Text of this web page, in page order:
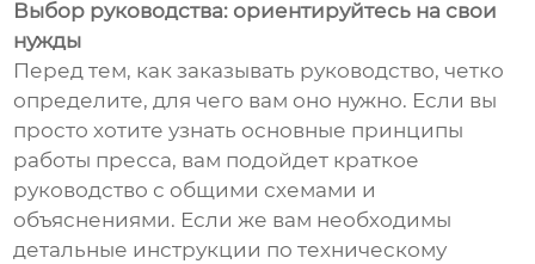
Выбор руководства: ориентируйтесь на свои
нужды
Перед тем, как заказывать руководство, четко
определите, для чего вам оно нужно. Если вы
просто хотите узнать основные принципы
работы пресса, вам подойдет краткое
руководство с общими схемами и
объяснениями. Если же вам необходимы
детальные инструкции по техническому